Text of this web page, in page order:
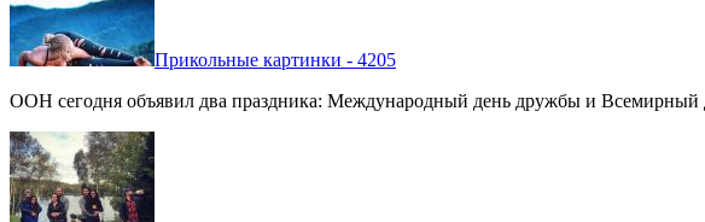
Прикольные картинки - 4205
ООН сегодня объявил два праздника: Международный день дружбы и Всемирный